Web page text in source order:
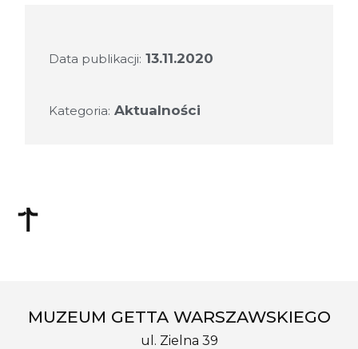
Data publikacji: 13.11.2020
Kategoria: Aktualności
MUZEUM GETTA WARSZAWSKIEGO
ul. Zielna 39